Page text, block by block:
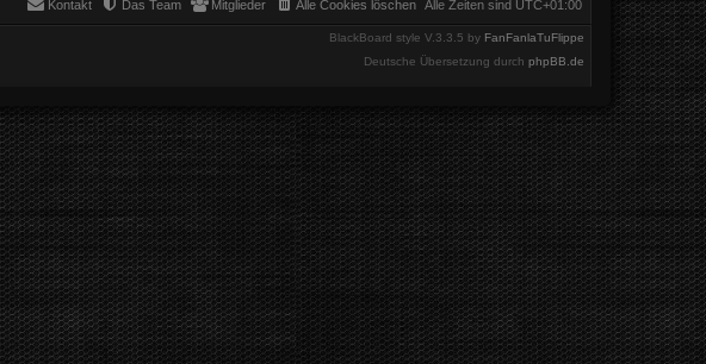
Alle Zeiten sind UTC+01:00
Alle Cookies löschen
Mitglieder
Das Team
Kontakt
BlackBoard style V.3.3.5 by FanFanlaTuFlippe
Deutsche Übersetzung durch phpBB.de